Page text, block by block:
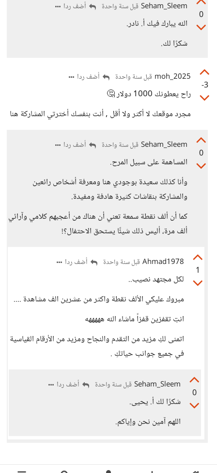
0
Seham_Sleem قبل سنة واحدة أضف ردا
الله يبارك فيك أ. نادر.
شكرًا لك.
-3
moh_2025 قبل سنة واحدة أضف ردا
راح يعطونك 1000 دولار 🤔
مجرد موقعك لا أكثر ولا أقل , أنت بنفسك أخترتي المشاركة هنا
0
Seham_Sleem قبل سنة واحدة أضف ردا
المساهمة على سبيل المرح.
وأنا كذلك سعيدة بوجودي هنا ومعرفة أشخاص رائعين
والمشاركة بنقاشات كثيرة هادفة ومفيدة.
كما أن ألف نقطة سمعة تعني أن هناك من أعجبهم كلامي وآرائي
ألف مرة، أليس ذلك شيئًا يستحق الاحتفال؟!
1
Ahmad1978 قبل سنة واحدة أضف ردا
لكل مجتهد نصيب..
مبروك عليكي الألف نقطة واكثر من عشرين الف مشاهدة ....
انتِ تقفزين قفزاً ماشاء الله هههههه
اتمنى لكِ مزيد من التقدم والنجاح ومزيد من الأرقام القياسية
في جميع جوانب حياتكِ .
0
Seham_Sleem قبل سنة واحدة أضف ردا
شكرًا لك أ. يحيى.
اللهم آمين نحن وإياكم.